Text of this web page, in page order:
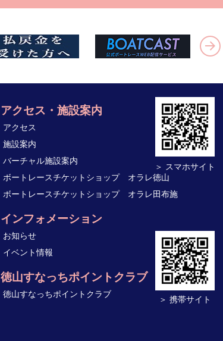
アクセス・施設案内
アクセス
施設案内
バーチャル施設案内
ボートレースチケットショップ オラレ徳山
ボートレースチケットショップ オラレ田布施
インフォメーション
お知らせ
イベント情報
徳山すなっちポイントクラブ
徳山すなっちポイントクラブ
＞ スマホサイト
＞ 携帯サイト